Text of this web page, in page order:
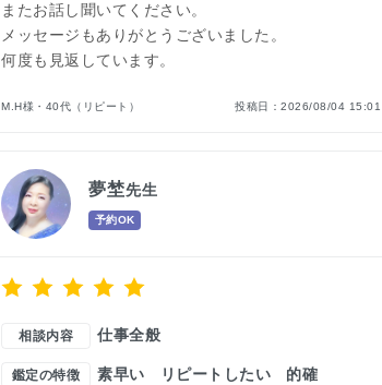
またお話し聞いてください。
メッセージもありがとうございました。
何度も見返しています。
M.H様・40代（リピート） 投稿日： 2026/08/04 15:01
夢埜先生
予約OK
相談内容 仕事全般
鑑定の特徴 素早い リピートしたい 的確